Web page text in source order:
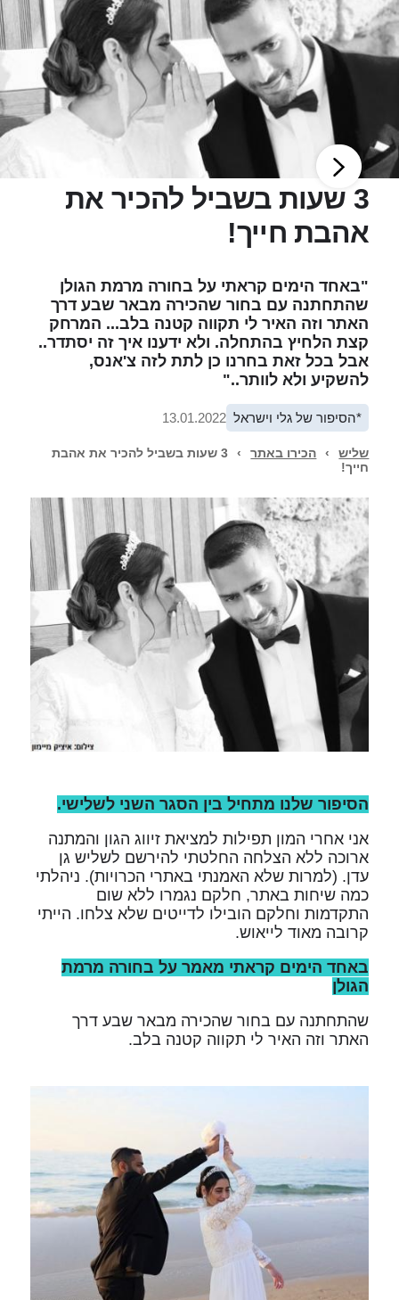
3 שעות בשביל להכיר את
אהבת חייך!
"באחד הימים קראתי על בחורה מרמת הגולן
שהתחתנה עם בחור שהכירה מבאר שבע דרך
האתר וזה האיר לי תקווה קטנה בלב... המרחק
קצת הלחיץ בהתחלה. ולא ידענו איך זה יסתדר..
אבל בכל זאת בחרנו כן לתת לזה צ'אנס,
להשקיע ולא לוותר.."
*הסיפור של גלי וישראל 13.01.2022
שליש › הכירו באתר ›
3 שעות בשביל להכיר את אהבת
חייך!
הסיפור שלנו מתחיל בין הסגר השני לשלישי.
אני אחרי המון תפילות למציאת זיווג הגון והמתנה
ארוכה ללא הצלחה החלטתי להירשם לשליש גן
עדן. (למרות שלא האמנתי באתרי הכרויות). ניהלתי
כמה שיחות באתר, חלקם נגמרו ללא שום
התקדמות וחלקם הובילו לדייטים שלא צלחו. הייתי
קרובה מאוד לייאוש.
באחד הימים קראתי מאמר על בחורה מרמת
הגולן
שהתחתנה עם בחור שהכירה מבאר שבע דרך
האתר וזה האיר לי תקווה קטנה בלב.